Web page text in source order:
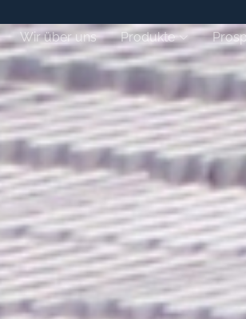
Wir über uns Produkte